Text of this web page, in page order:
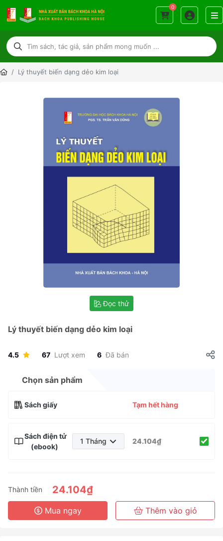
0
Lý thuyết biến dạng dẻo kim loại
Đọc thử
Lý thuyết biến dạng dẻo kim loại
4.5 67 Lượt xem 6 Đã bán
Chọn sản phẩm
Sách giấy Tạm hết hàng
Sách điện tử
(ebook)
1 Tháng
6 Tháng
3 Năm
24.104₫
Thành tiền 24.104₫
Mua ngay Thêm vào giỏ